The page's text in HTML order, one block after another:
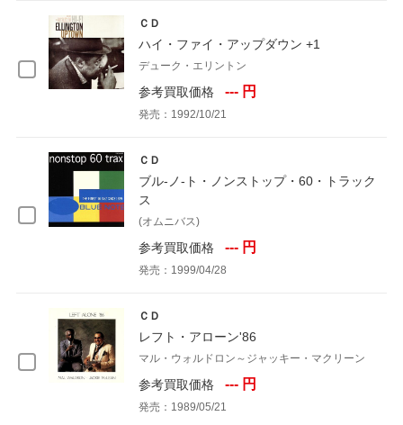
ＣＤ
ハイ・ファイ・アップダウン +1
デューク・エリントン
参考買取価格 --- 円
発売：1992/10/21
ＣＤ
ブル-ノ-ト・ノンストップ・60・トラック
ス
(オムニバス)
参考買取価格 --- 円
発売：1999/04/28
ＣＤ
レフト・アローン'86
マル・ウォルドロン～ジャッキー・マクリーン
参考買取価格 --- 円
発売：1989/05/21